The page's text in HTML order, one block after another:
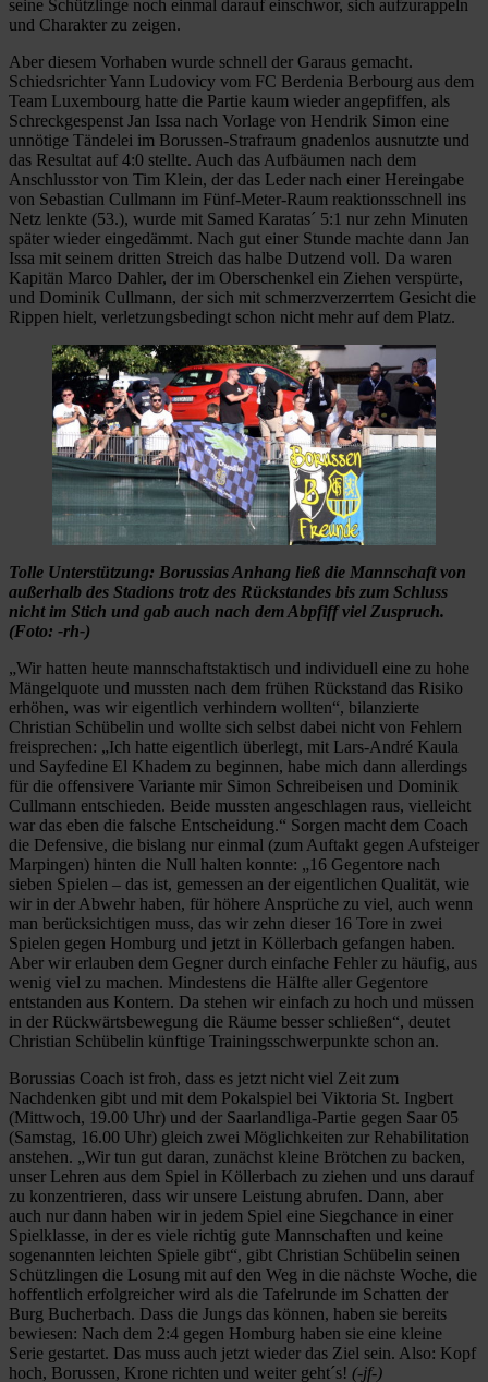
seine Schützlinge noch einmal darauf einschwor, sich aufzurappeln
und Charakter zu zeigen.
Aber diesem Vorhaben wurde schnell der Garaus gemacht.
Schiedsrichter Yann Ludovicy vom FC Berdenia Berbourg aus dem
Team Luxembourg hatte die Partie kaum wieder angepfiffen, als
Schreckgespenst Jan Issa nach Vorlage von Hendrik Simon eine
unnötige Tändelei im Borussen-Strafraum gnadenlos ausnutzte und
das Resultat auf 4:0 stellte. Auch das Aufbäumen nach dem
Anschlusstor von Tim Klein, der das Leder nach einer Hereingabe
von Sebastian Cullmann im Fünf-Meter-Raum reaktionsschnell ins
Netz lenkte (53.), wurde mit Samed Karatas´ 5:1 nur zehn Minuten
später wieder eingedämmt. Nach gut einer Stunde machte dann Jan
Issa mit seinem dritten Streich das halbe Dutzend voll. Da waren
Kapitän Marco Dahler, der im Oberschenkel ein Ziehen verspürte,
und Dominik Cullmann, der sich mit schmerzverzerrtem Gesicht die
Rippen hielt, verletzungsbedingt schon nicht mehr auf dem Platz.
Tolle Unterstützung: Borussias Anhang ließ die Mannschaft von
außerhalb des Stadions trotz des Rückstandes bis zum Schluss
nicht im Stich und gab auch nach dem Abpfiff viel Zuspruch.
(Foto: -rh-)
„Wir hatten heute mannschaftstaktisch und individuell eine zu hohe
Mängelquote und mussten nach dem frühen Rückstand das Risiko
erhöhen, was wir eigentlich verhindern wollten“, bilanzierte
Christian Schübelin und wollte sich selbst dabei nicht von Fehlern
freisprechen: „Ich hatte eigentlich überlegt, mit Lars-André Kaula
und Sayfedine El Khadem zu beginnen, habe mich dann allerdings
für die offensivere Variante mir Simon Schreibeisen und Dominik
Cullmann entschieden. Beide mussten angeschlagen raus, vielleicht
war das eben die falsche Entscheidung.“ Sorgen macht dem Coach
die Defensive, die bislang nur einmal (zum Auftakt gegen Aufsteiger
Marpingen) hinten die Null halten konnte: „16 Gegentore nach
sieben Spielen – das ist, gemessen an der eigentlichen Qualität, wie
wir in der Abwehr haben, für höhere Ansprüche zu viel, auch wenn
man berücksichtigen muss, das wir zehn dieser 16 Tore in zwei
Spielen gegen Homburg und jetzt in Köllerbach gefangen haben.
Aber wir erlauben dem Gegner durch einfache Fehler zu häufig, aus
wenig viel zu machen. Mindestens die Hälfte aller Gegentore
entstanden aus Kontern. Da stehen wir einfach zu hoch und müssen
in der Rückwärtsbewegung die Räume besser schließen“, deutet
Christian Schübelin künftige Trainingsschwerpunkte schon an.
Borussias Coach ist froh, dass es jetzt nicht viel Zeit zum
Nachdenken gibt und mit dem Pokalspiel bei Viktoria St. Ingbert
(Mittwoch, 19.00 Uhr) und der Saarlandliga-Partie gegen Saar 05
(Samstag, 16.00 Uhr) gleich zwei Möglichkeiten zur Rehabilitation
anstehen. „Wir tun gut daran, zunächst kleine Brötchen zu backen,
unser Lehren aus dem Spiel in Köllerbach zu ziehen und uns darauf
zu konzentrieren, dass wir unsere Leistung abrufen. Dann, aber
auch nur dann haben wir in jedem Spiel eine Siegchance in einer
Spielklasse, in der es viele richtig gute Mannschaften und keine
sogenannten leichten Spiele gibt“, gibt Christian Schübelin seinen
Schützlingen die Losung mit auf den Weg in die nächste Woche, die
hoffentlich erfolgreicher wird als die Tafelrunde im Schatten der
Burg Bucherbach. Dass die Jungs das können, haben sie bereits
bewiesen: Nach dem 2:4 gegen Homburg haben sie eine kleine
Serie gestartet. Das muss auch jetzt wieder das Ziel sein. Also: Kopf
hoch, Borussen, Krone richten und weiter geht´s! (-jf-)